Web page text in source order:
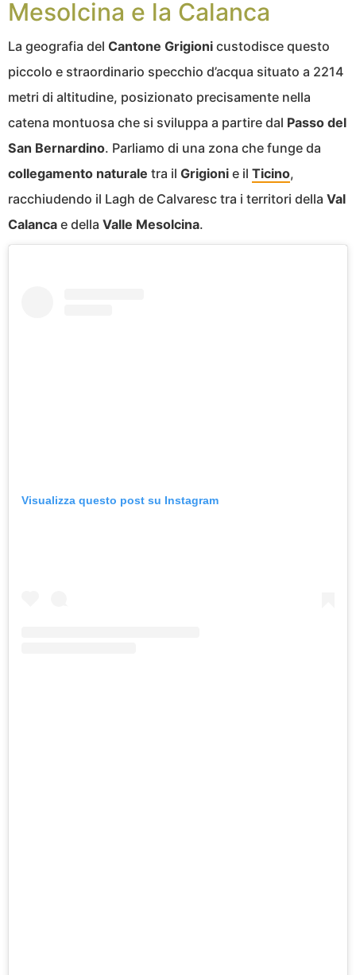
Mesolcina e la Calanca
La geografia del Cantone Grigioni custodisce questo
piccolo e straordinario specchio d’acqua situato a 2214
metri di altitudine, posizionato precisamente nella
catena montuosa che si sviluppa a partire dal Passo del
San Bernardino. Parliamo di una zona che funge da
collegamento naturale tra il Grigioni e il Ticino,
racchiudendo il Lagh de Calvaresc tra i territori della Val
Calanca e della Valle Mesolcina.
Visualizza questo post su Instagram